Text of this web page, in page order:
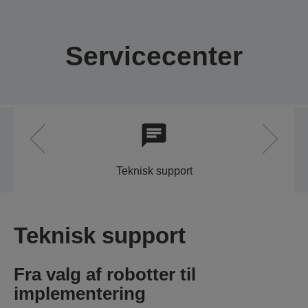
Servicecenter
Teknisk support
Teknisk support
Fra valg af robotter til
implementering